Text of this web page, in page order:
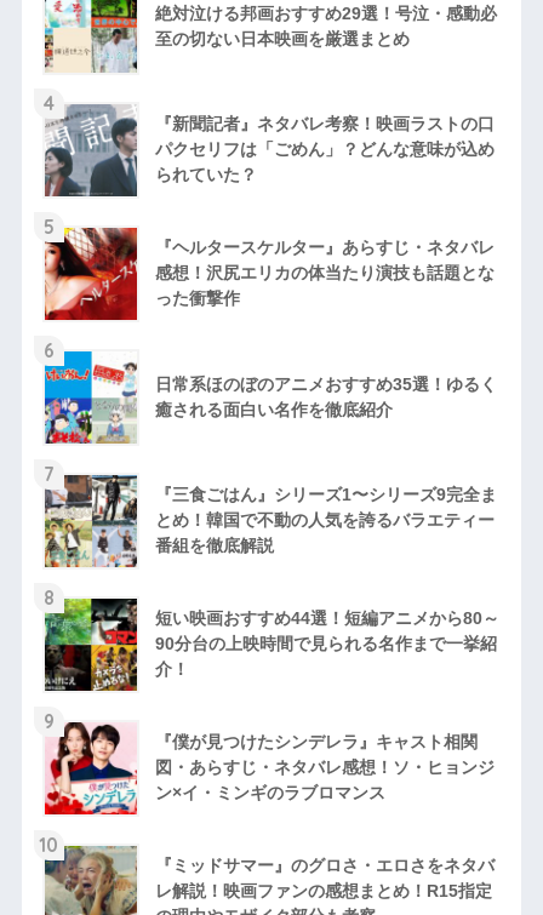
絶対泣ける邦画おすすめ29選！号泣・感動必
至の切ない日本映画を厳選まとめ
4
『新聞記者』ネタバレ考察！映画ラストの口
パクセリフは「ごめん」？どんな意味が込め
られていた？
5
『ヘルタースケルター』あらすじ・ネタバレ
感想！沢尻エリカの体当たり演技も話題とな
った衝撃作
6
日常系ほのぼのアニメおすすめ35選！ゆるく
癒される面白い名作を徹底紹介
7
『三食ごはん』シリーズ1〜シリーズ9完全ま
とめ！韓国で不動の人気を誇るバラエティー
番組を徹底解説
8
短い映画おすすめ44選！短編アニメから80～
90分台の上映時間で見られる名作まで一挙紹
介！
9
『僕が見つけたシンデレラ』キャスト相関
図・あらすじ・ネタバレ感想！ソ・ヒョンジ
ン×イ・ミンギのラブロマンス
10
『ミッドサマー』のグロさ・エロさをネタバ
レ解説！映画ファンの感想まとめ！R15指定